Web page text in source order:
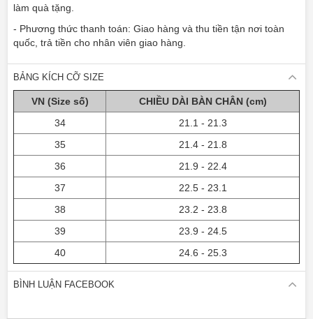
làm quà tặng.
- Phương thức thanh toán: Giao hàng và thu tiền tận nơi toàn
quốc, trả tiền cho nhân viên giao hàng.
BẢNG KÍCH CỠ SIZE
VN (Size số)
CHIỀU DÀI BÀN CHÂN (cm)
34
21.1 - 21.3
35
21.4 - 21.8
36
21.9 - 22.4
37
22.5 - 23.1
38
23.2 - 23.8
39
23.9 - 24.5
40
24.6 - 25.3
BÌNH LUẬN FACEBOOK